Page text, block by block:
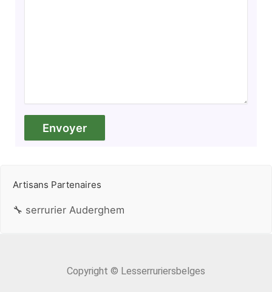
Artisans Partenaires
🔧 serrurier Auderghem
Copyright © Lesserruriersbelges